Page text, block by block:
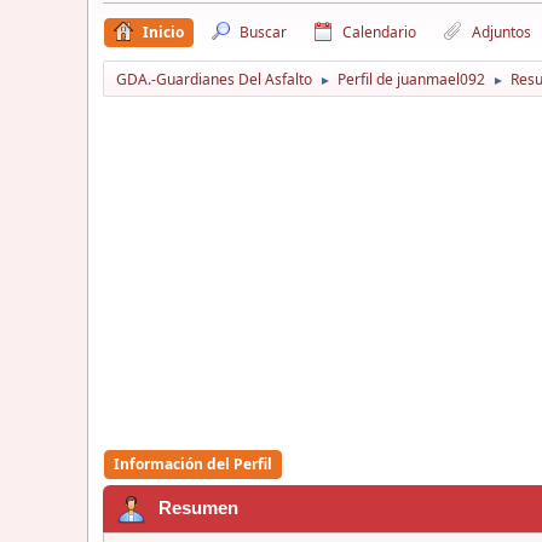
Inicio Buscar Calendario Adjuntos
GDA.-Guardianes Del Asfalto ► Perfil de juanmael092 ►
Información del Perfil
Resumen